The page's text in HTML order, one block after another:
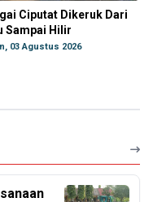
Ciputat Dikeruk Dari
Sampai Hilir
03 Agustus 2026